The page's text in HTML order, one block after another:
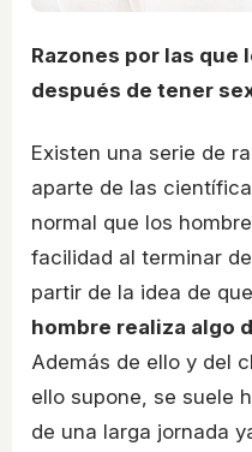
Razones por las que
después de tener
Existen una serie de
aparte de las
normal que los
facilidad al terminar
partir de la idea de
hombre realiza algo
Además de ello y del
ello supone, se suele
de una larga jornada